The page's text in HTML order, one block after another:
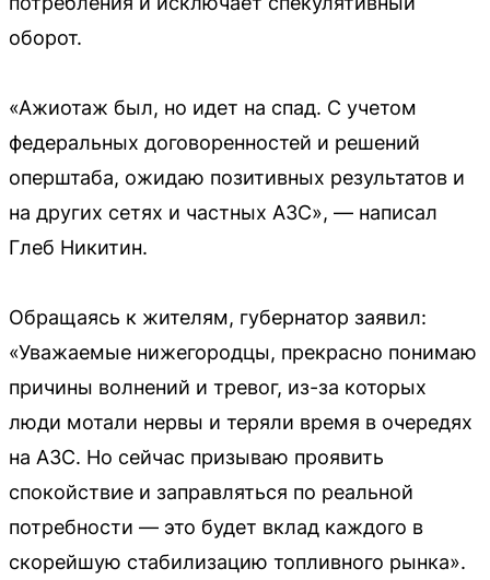
оборот.
«Ажиотаж был, но идет на спад. С учетом
федеральных договоренностей и решений
оперштаба, ожидаю позитивных результатов и
на других сетях и частных АЗС», — написал
Глеб Никитин.
Обращаясь к жителям, губернатор заявил:
«Уважаемые нижегородцы, прекрасно понимаю
причины волнений и тревог, из-за которых
люди мотали нервы и теряли время в очередях
на АЗС. Но сейчас призываю проявить
спокойствие и заправляться по реальной
потребности — это будет вклад каждого в
скорейшую стабилизацию топливного рынка».